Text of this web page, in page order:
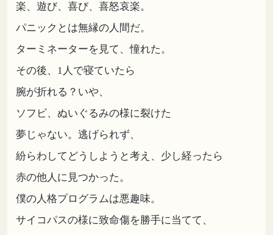
楽、遊び、喜び、喜怒哀楽。
パニックとは無縁の人間だ。
ターミネーターを見て、憧れた。
その後、1人で寝ていたら
腕が折れる？いや、
ソフビ、ぬいぐるみの様に裂けた
夢じゃない。逃げられず、
紛らわしてどうしようと考え、少し経ったら
赤の他人に見つかった。
僕の人格プログラムは悪趣味。
サイコパスの様に致命傷を勝手に当てて、